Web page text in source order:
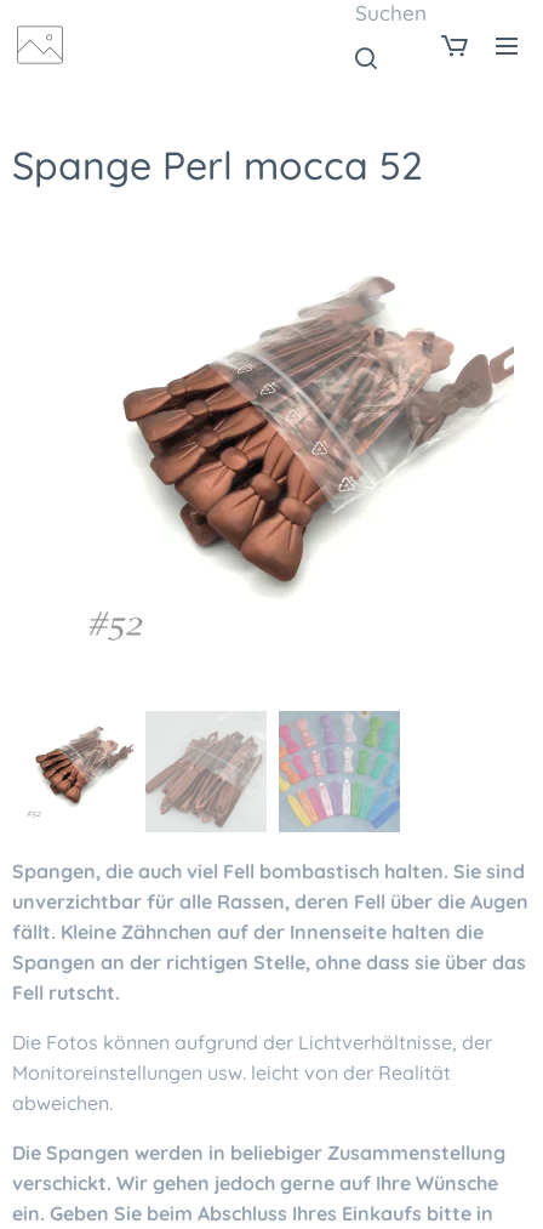
Suchen
Spange Perl mocca 52
Spangen, die auch viel Fell bombastisch halten. Sie sind
unverzichtbar für alle Rassen, deren Fell über die Augen
fällt. Kleine Zähnchen auf der Innenseite halten die
Spangen an der richtigen Stelle, ohne dass sie über das
Fell rutscht.
Die Fotos können aufgrund der Lichtverhältnisse, der
Monitoreinstellungen usw. leicht von der Realität
abweichen.
Die Spangen werden in beliebiger Zusammenstellung
verschickt. Wir gehen jedoch gerne auf Ihre Wünsche
ein. Geben Sie beim Abschluss Ihres Einkaufs bitte in